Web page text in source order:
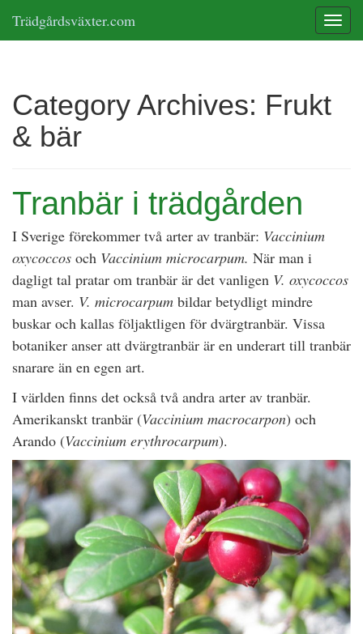
Trädgårdsväxter.com
Category Archives: Frukt
& bär
Tranbär i trädgården
I Sverige förekommer två arter av tranbär: Vaccinium
oxycoccos och Vaccinium microcarpum. När man i
dagligt tal pratar om tranbär är det vanligen V. oxycoccos
man avser. V. microcarpum bildar betydligt mindre
buskar och kallas följaktligen för dvärgtranbär. Vissa
botaniker anser att dvärgtranbär är en underart till tranbär
snarare än en egen art.
I världen finns det också två andra arter av tranbär.
Amerikanskt tranbär (Vaccinium macrocarpon) och
Arando (Vaccinium erythrocarpum).